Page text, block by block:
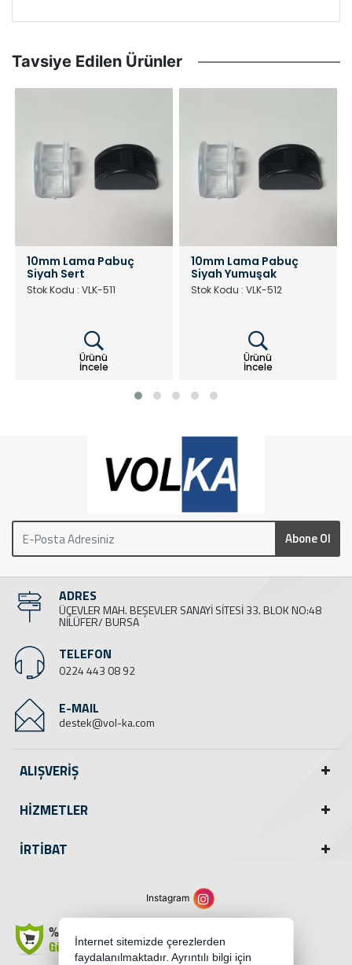
Tavsiye Edilen Ürünler
10mm Lama Pabuç
Siyah Sert
Stok Kodu : VLK-511
Ürünü
İncele
10mm Lama Pabuç
Siyah Yumuşak
Stok Kodu : VLK-512
Ürünü
İncele
Abone Ol
ADRES
ÜÇEVLER MAH. BEŞEVLER SANAYİ SİTESİ 33. BLOK NO:48
NİLÜFER/ BURSA
TELEFON
0224 443 08 92
E-MAIL
destek@vol-ka.com
ALIŞVERİŞ
HİZMETLER
İRTİBAT
Instagram
İnternet sitemizde çerezlerden
faydalanılmaktadır. Ayrıntılı bilgi için